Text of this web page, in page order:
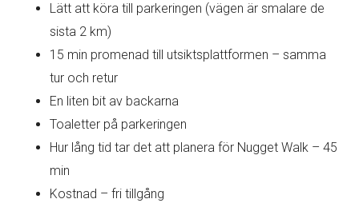
Lätt att köra till parkeringen (vägen är smalare de
sista 2 km)
15 min promenad till utsiktsplattformen – samma
tur och retur
En liten bit av backarna
Toaletter på parkeringen
Hur lång tid tar det att planera för Nugget Walk – 45
min
Kostnad – fri tillgång